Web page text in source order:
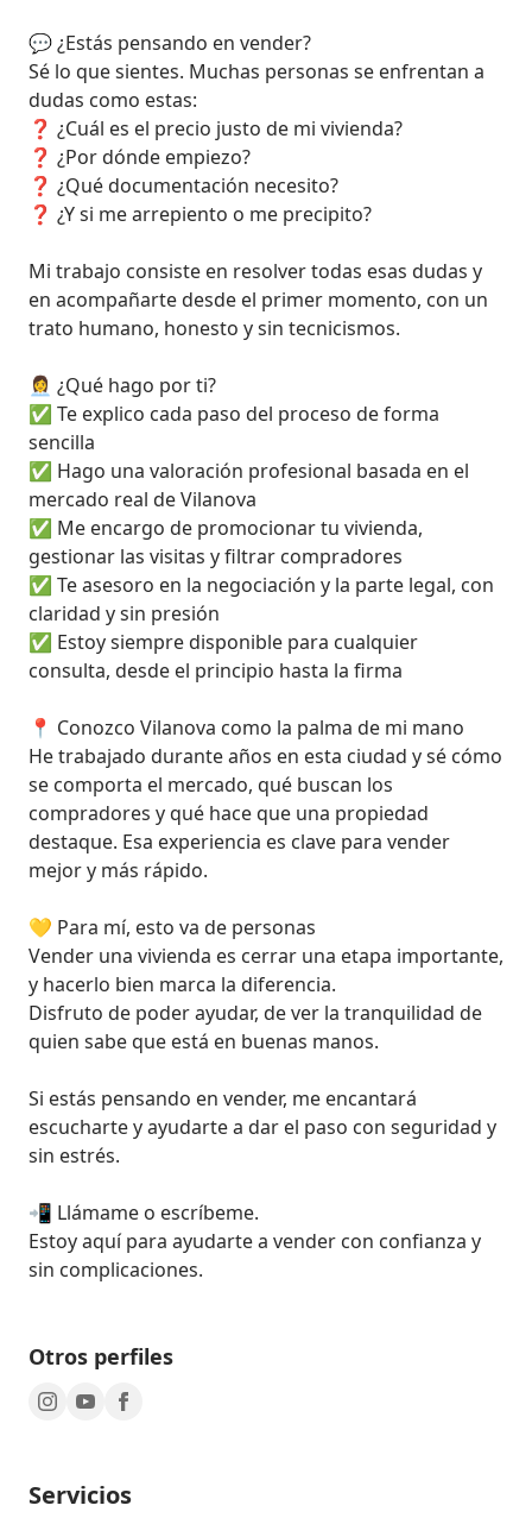
💬 ¿Estás pensando en vender?
Sé lo que sientes. Muchas personas se enfrentan a
dudas como estas:
❓ ¿Cuál es el precio justo de mi vivienda?
❓ ¿Por dónde empiezo?
❓ ¿Qué documentación necesito?
❓ ¿Y si me arrepiento o me precipito?
Mi trabajo consiste en resolver todas esas dudas y
en acompañarte desde el primer momento, con un
trato humano, honesto y sin tecnicismos.
👩‍💼 ¿Qué hago por ti?
✅ Te explico cada paso del proceso de forma
sencilla
✅ Hago una valoración profesional basada en el
mercado real de Vilanova
✅ Me encargo de promocionar tu vivienda,
gestionar las visitas y filtrar compradores
✅ Te asesoro en la negociación y la parte legal, con
claridad y sin presión
✅ Estoy siempre disponible para cualquier
consulta, desde el principio hasta la firma
📍 Conozco Vilanova como la palma de mi mano
He trabajado durante años en esta ciudad y sé cómo
se comporta el mercado, qué buscan los
compradores y qué hace que una propiedad
destaque. Esa experiencia es clave para vender
mejor y más rápido.
💛 Para mí, esto va de personas
Vender una vivienda es cerrar una etapa importante,
y hacerlo bien marca la diferencia.
Disfruto de poder ayudar, de ver la tranquilidad de
quien sabe que está en buenas manos.
Si estás pensando en vender, me encantará
escucharte y ayudarte a dar el paso con seguridad y
sin estrés.
📲 Llámame o escríbeme.
Estoy aquí para ayudarte a vender con confianza y
sin complicaciones.
Otros perfiles
Servicios